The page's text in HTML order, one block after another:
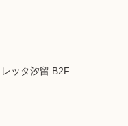
ッタ汐留 B2F